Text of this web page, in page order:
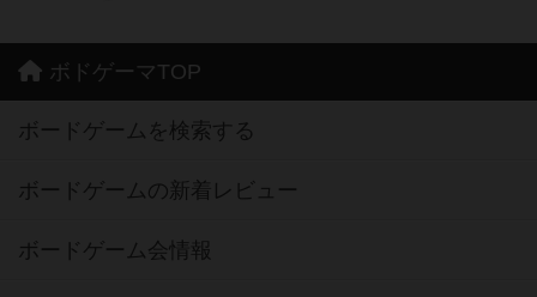
ボドゲーマTOP
ボードゲームを検索する
ボードゲームの新着レビュー
ボードゲーム会情報